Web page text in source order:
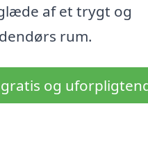
af et trygt og
rum.
og